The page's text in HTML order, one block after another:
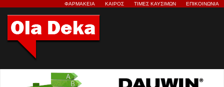
ΦΑΡΜΑΚΕΙΑ ΚΑΙΡΟΣ ΤΙΜΕΣ ΚΑΥΣΙΜΩΝ ΕΠΙΚΟΙΝΩΝΙΑ